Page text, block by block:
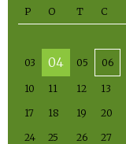
P O T C
03 04 05 06
10 11 12 13
17 18 19 20
24 25 26 27